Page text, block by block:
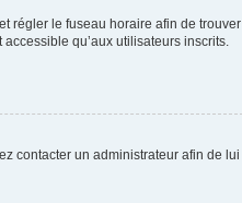
régler le fuseau horaire afin de trouver
qu’aux utilisateurs inscrits.
contacter un administrateur afin de lui